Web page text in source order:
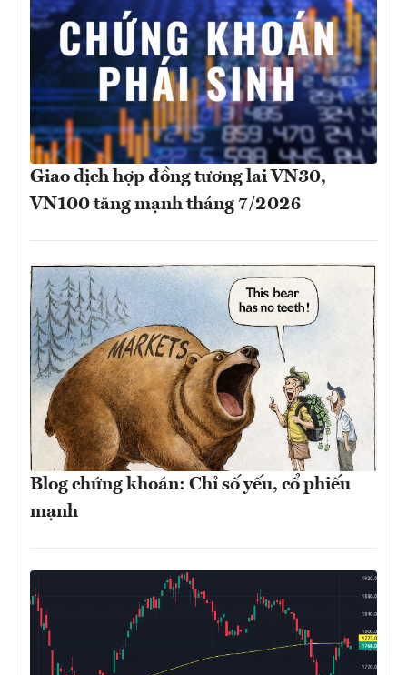
Giao dịch hợp đồng tương lai VN30,
VN100 tăng mạnh tháng 7/2026
Blog chứng khoán: Chỉ số yếu, cổ phiếu
mạnh